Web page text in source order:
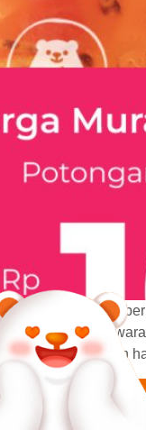
yang sedang
dua
31 Juli 2025, dan